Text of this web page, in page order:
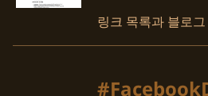
링크 목록과 블로